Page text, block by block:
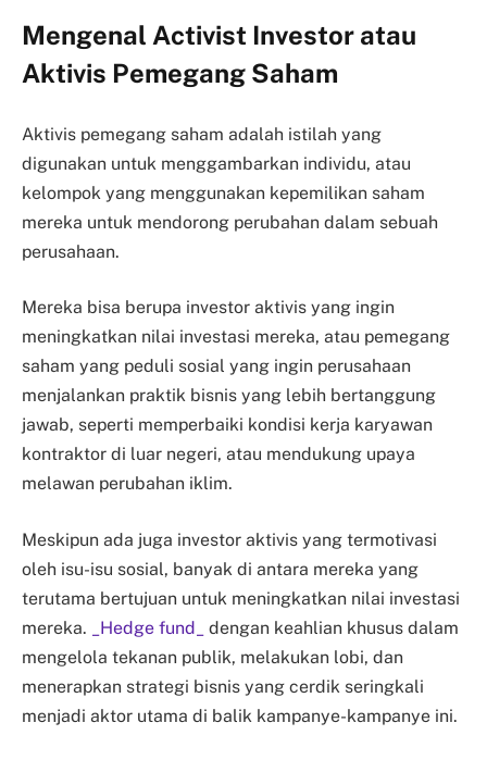
Mengenal Activist Investor atau
Aktivis Pemegang Saham
Aktivis pemegang saham adalah istilah yang
digunakan untuk menggambarkan individu, atau
kelompok yang menggunakan kepemilikan saham
mereka untuk mendorong perubahan dalam sebuah
perusahaan.
Mereka bisa berupa investor aktivis yang ingin
meningkatkan nilai investasi mereka, atau pemegang
saham yang peduli sosial yang ingin perusahaan
menjalankan praktik bisnis yang lebih bertanggung
jawab, seperti memperbaiki kondisi kerja karyawan
kontraktor di luar negeri, atau mendukung upaya
melawan perubahan iklim.
Meskipun ada juga investor aktivis yang termotivasi
oleh isu-isu sosial, banyak di antara mereka yang
terutama bertujuan untuk meningkatkan nilai investasi
mereka.
_Hedge fund_
dengan keahlian khusus dalam
mengelola tekanan publik, melakukan lobi, dan
menerapkan strategi bisnis yang cerdik seringkali
menjadi aktor utama di balik kampanye-kampanye ini.